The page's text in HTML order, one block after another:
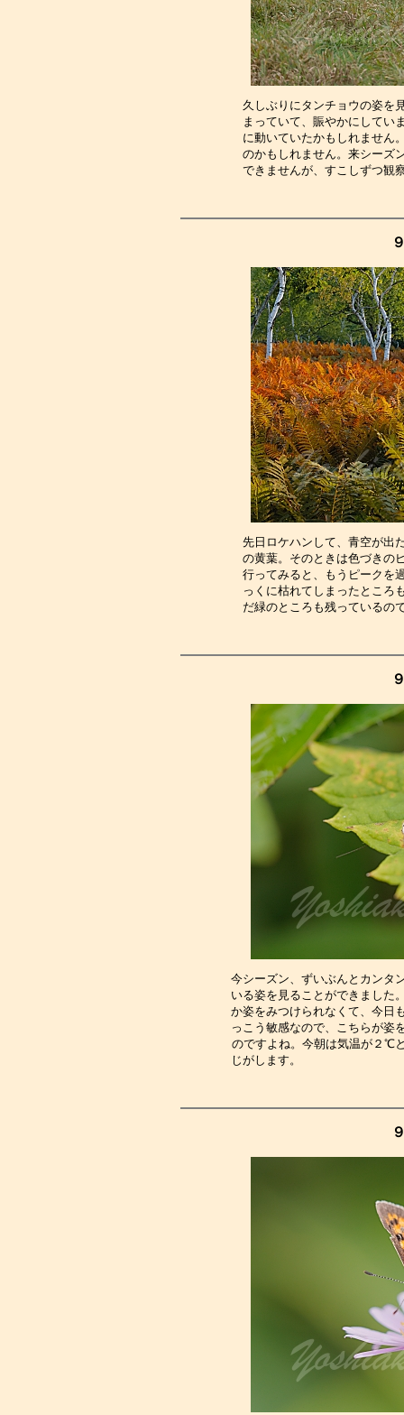
久しぶりにタンチョウの姿を
まっていて、賑やかにしてい
に動いていたかもしれません
のかもしれません。来シーズ
できませんが、すこし
先日ロケハンして、青空が出
の黄葉。そのときは色づきの
行ってみると、もうピークを
っくに枯れてしまったところ
だ緑のところも残ってい
今シーズン、ずいぶんとカンタ
いる姿を見ることができました
か姿をみつけられなくて、今日
っこう敏感なので、こちらが姿
のですよね。今朝は気温が２℃
じが